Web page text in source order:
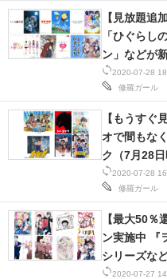
エレクトロニクス専門サイト
電子設計の基本と応用
建設×テクノロジーの最前線
ちょっと気になるネットの話
2020-07-28
修羅ガール
【見放題追
「ひぐらし
ン」などが
（7月29日時
2020-07-28
修羅ガール
【もうすぐ
オで間もな
ク（7月28日
2020-07-27
【最大50
ン実施中 『
シリーズな